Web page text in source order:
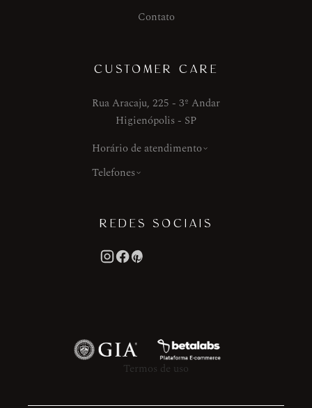
Contato
CUSTOMER CARE
Rua Aracaju, 225 - 3º Andar
Higienópolis - SP
Horário de atendimento
Telefones
REDES SOCIAIS
Termos de uso